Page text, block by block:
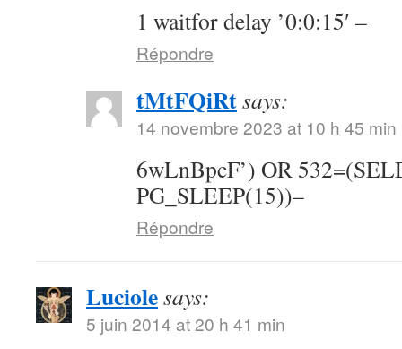
1 waitfor delay ’0:0:15′ –
Répondre
tMtFQiRtsays:
14 novembre 2023 at 10 h 45 min
6wLnBpcF’) OR
PG_SLEEP(15))–
Répondre
Luciolesays:
5 juin 2014 at 20 h 41 min